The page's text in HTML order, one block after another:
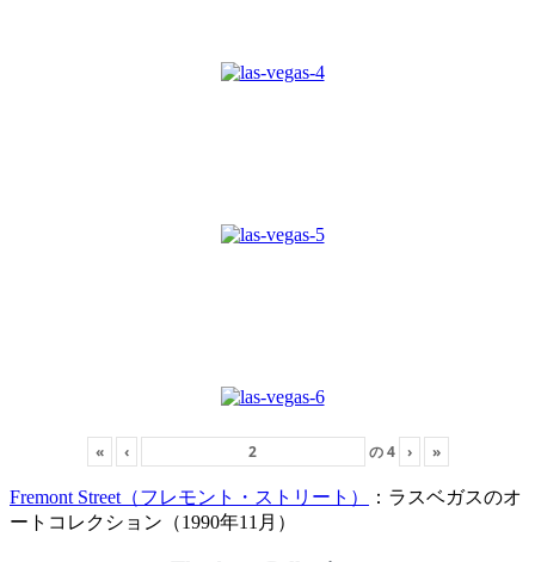
« ‹ の4 › »
Fremont Street（フレモント・ストリート）
：ラスベガスのオ
ートコレクション（1990年11月）